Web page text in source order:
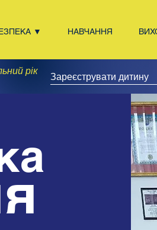
▼ НАВЧАННЯ
рік
Зареєструвати дитину